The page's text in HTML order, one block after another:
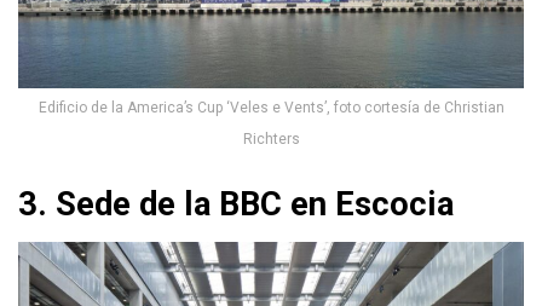
Edificio de la America’s Cup ‘Veles e Vents’, foto cortesía de Christian
Richters
3. Sede de la BBC en Escocia